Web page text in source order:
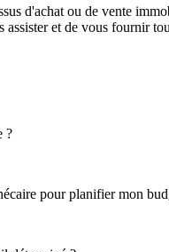
d'achat ou de vente
et de vous fournir
?
pour planifier mon